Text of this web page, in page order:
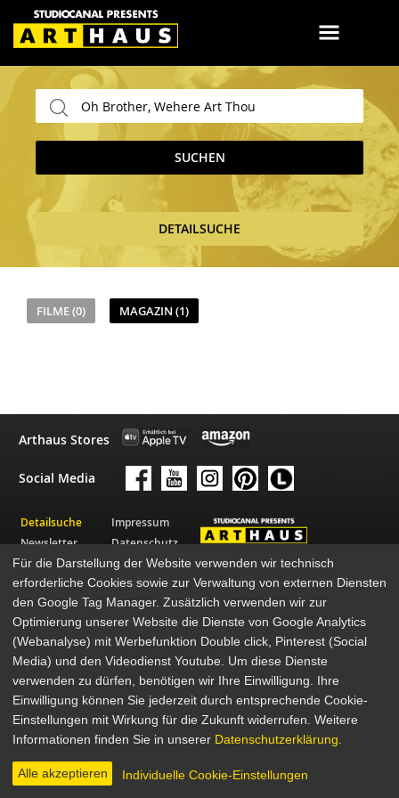
SUCHEN
DETAILSUCHE
FILME (0) MAGAZIN (1)
Arthaus Stores
Social Media
Detailsuche
Newsletter
Über Arthaus
Presse
Impressum
Datenschutz
AGB
© 2026 STUDIOCANAL GmbH
Für die Darstellung der Website verwenden wir technisch
erforderliche Cookies sowie zur Verwaltung von externen Diensten
den Google Tag Manager. Zusätzlich verwenden wir zur
Optimierung unserer Website die Dienste von Google Analytics
(Webanalyse) mit Werbefunktion Double click, Pinterest (Social
Media) und den Videodienst Youtube. Um diese Dienste
verwenden zu dürfen, benötigen wir Ihre Einwilligung. Ihre
Einwilligung können Sie jederzeit durch entsprechende Cookie-
Einstellungen mit Wirkung für die Zukunft widerrufen. Weitere
Informationen finden Sie in unserer Datenschutzerklärung
Alle akzeptieren Individuelle Cookie-Einstellungen